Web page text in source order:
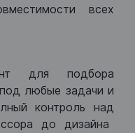
всех
для подбора
любые задачи и
контроль над
до дизайна